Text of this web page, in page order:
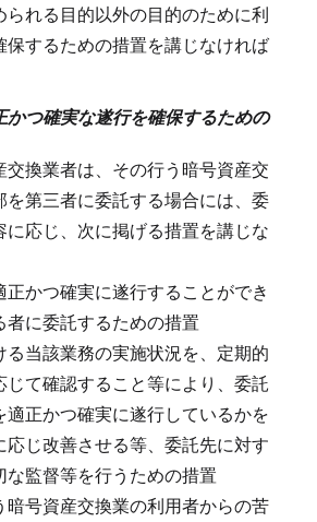
られる目的以外の目的のために利
保するための措置を講じなければ
かつ確実な遂行を確保するための
交換業者は、その行う暗号資産交
を第三者に委託する場合には、委
応じ、次に掲げる措置を講じな
正かつ確実に遂行することができ
者に委託するための措置
る当該業務の実施状況を、定期的
じて確認すること等により、委託
適正かつ確実に遂行しているかを
応じ改善させる等、委託先に対す
な監督等を行うための措置
暗号資産交換業の利用者からの苦